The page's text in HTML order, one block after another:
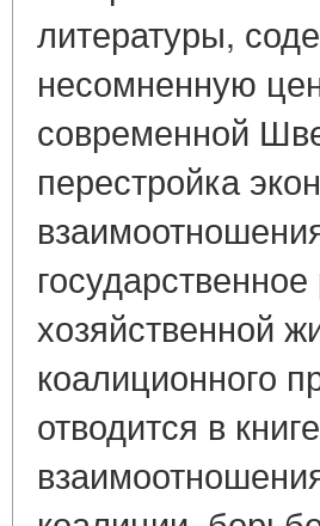
литературы,
несомненную
современной
перестройка
хозяйственной
коалиционного
отводится в